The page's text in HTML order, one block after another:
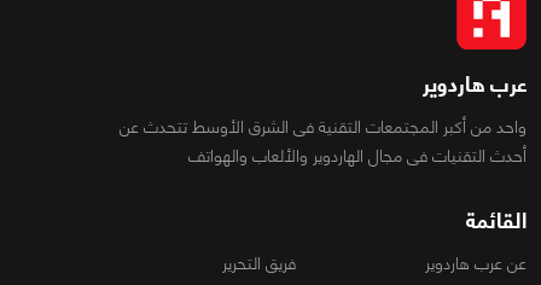
عرب هاردوير
واحد من أكبر المجتمعات التقنية فى الشرق الأوسط تتحدث عن
أحدث التقنيات فى مجال الهاردوير والألعاب والهواتف
القائمة
عن عرب هاردوير فريق التحرير